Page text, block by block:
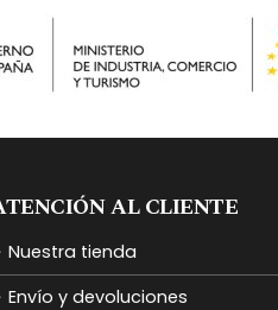
AL CLIENTE
Nuestra tienda
Envío y devoluciones